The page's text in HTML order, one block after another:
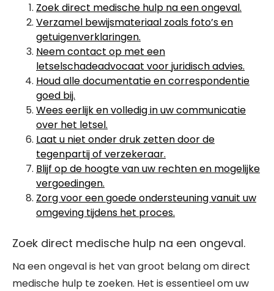
Zoek direct medische hulp na een ongeval.
Verzamel bewijsmateriaal zoals foto’s en
getuigenverklaringen.
Neem contact op met een
letselschadeadvocaat voor juridisch advies.
Houd alle documentatie en correspondentie
goed bij.
Wees eerlijk en volledig in uw communicatie
over het letsel.
Laat u niet onder druk zetten door de
tegenpartij of verzekeraar.
Blijf op de hoogte van uw rechten en mogelijke
vergoedingen.
Zorg voor een goede ondersteuning vanuit uw
omgeving tijdens het proces.
Zoek direct medische hulp na een ongeval.
Na een ongeval is het van groot belang om direct
medische hulp te zoeken. Het is essentieel om uw